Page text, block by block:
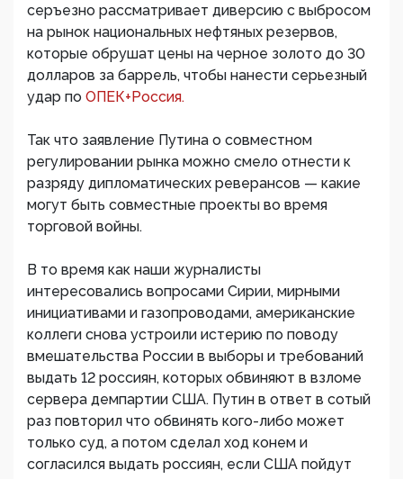
серъезно рассматривает диверсию с выбросом
на рынок национальных нефтяных резервов,
которые обрушат цены на черное золото до 30
долларов за баррель, чтобы нанести серьезный
удар по ОПЕК+Россия.
Так что заявление Путина о совместном
регулировании рынка можно смело отнести к
разряду дипломатических реверансов — какие
могут быть совместные проекты во время
торговой войны.
В то время как наши журналисты
интересовались вопросами Сирии, мирными
инициативами и газопроводами, американские
коллеги снова устроили истерию по поводу
вмешательства России в выборы и требований
выдать 12 россиян, которых обвиняют в взломе
сервера демпартии США. Путин в ответ в сотый
раз повторил что обвинять кого-либо может
только суд, а потом сделал ход конем и
согласился выдать россиян, если США пойдут